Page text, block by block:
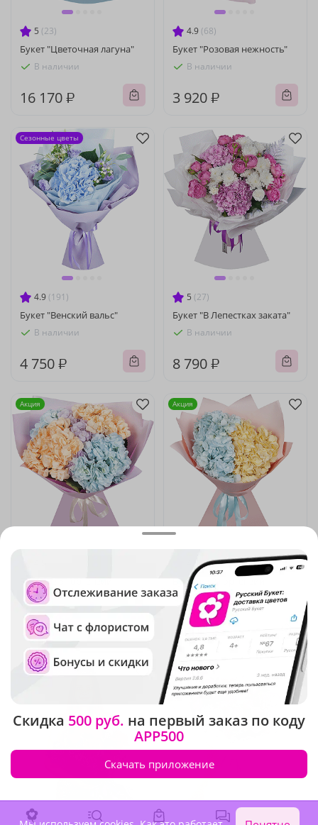
5 (23)
Букет "Цветочная лагуна"
В наличии
16 170 ₽
4.9 (68)
Букет "Розовая нежность"
В наличии
3 920 ₽
4.9 (191)
Букет "Венский вальс"
В наличии
4 750 ₽
Сезонные цветы
5 (27)
Букет "В Лепестках заката"
В наличии
8 790 ₽
Букет из 5 гортензий
В наличии
10 350 ₽
8 800 ₽
Акция
4.9(86)
Букет из 2 гортензий
В наличии
4 710 ₽ -15%
4 000 ₽
Акция
Крупный бутон Новинка
Скидка 500 руб. на первый заказ по коду
APP500
Скачать приложение